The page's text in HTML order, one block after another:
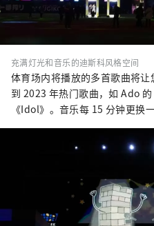
充满灯光和音乐的迪斯科风格空间
体育场内将播放的多首歌曲将
到 2023 年热门歌曲，如 Ado
《Idol》。音乐每 15 分钟更换一